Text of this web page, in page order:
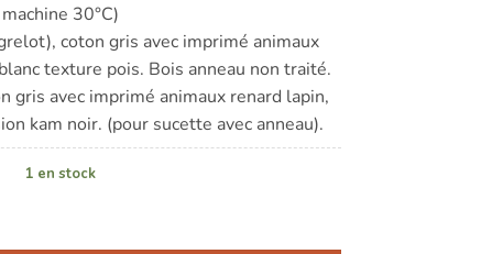
machine 30°C)
coton gris avec imprimé animaux
texture pois. Bois anneau non traité.
gris avec imprimé animaux renard lapin,
kam noir. (pour sucette avec anneau).
1 en stock